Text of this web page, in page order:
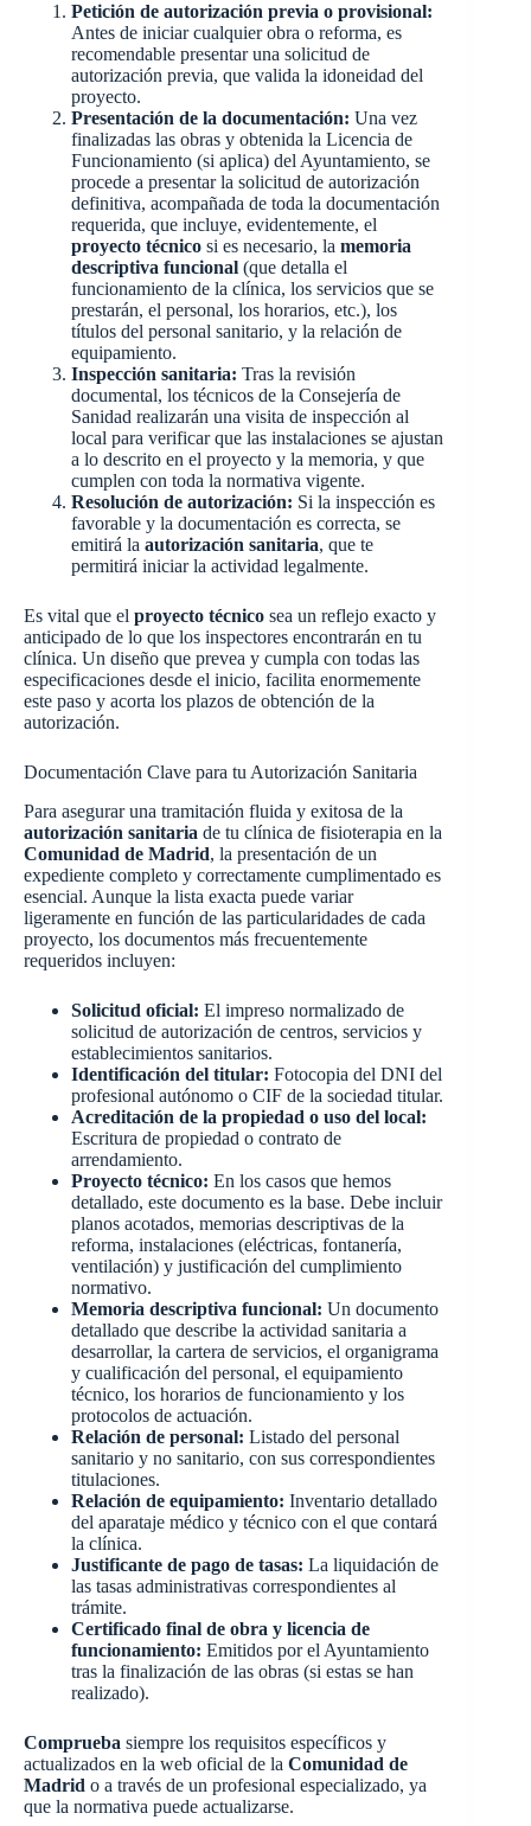
Petición de autorización previa o provisional:
Antes de iniciar cualquier obra o reforma, es
recomendable presentar una solicitud de
autorización previa, que valida la idoneidad del
proyecto.
Presentación de la documentación: Una vez
finalizadas las obras y obtenida la Licencia de
Funcionamiento (si aplica) del Ayuntamiento, se
procede a presentar la solicitud de autorización
definitiva, acompañada de toda la documentación
requerida, que incluye, evidentemente, el
proyecto técnico si es necesario, la memoria
descriptiva funcional (que detalla el
funcionamiento de la clínica, los servicios que se
prestarán, el personal, los horarios, etc.), los
títulos del personal sanitario, y la relación de
equipamiento.
Inspección sanitaria: Tras la revisión
documental, los técnicos de la Consejería de
Sanidad realizarán una visita de inspección al
local para verificar que las instalaciones se ajustan
a lo descrito en el proyecto y la memoria, y que
cumplen con toda la normativa vigente.
Resolución de autorización: Si la inspección es
favorable y la documentación es correcta, se
emitirá la autorización sanitaria, que te
permitirá iniciar la actividad legalmente.
Es vital que el proyecto técnico sea un reflejo exacto y
anticipado de lo que los inspectores encontrarán en tu
clínica. Un diseño que prevea y cumpla con todas las
especificaciones desde el inicio, facilita enormemente
este paso y acorta los plazos de obtención de la
autorización.
Documentación Clave para tu Autorización Sanitaria
Para asegurar una tramitación fluida y exitosa de la
autorización sanitaria de tu clínica de fisioterapia en la
Comunidad de Madrid, la presentación de un
expediente completo y correctamente cumplimentado es
esencial. Aunque la lista exacta puede variar
ligeramente en función de las particularidades de cada
proyecto, los documentos más frecuentemente
requeridos incluyen:
Solicitud oficial: El impreso normalizado de
solicitud de autorización de centros, servicios y
establecimientos sanitarios.
Identificación del titular: Fotocopia del DNI del
profesional autónomo o CIF de la sociedad titular.
Acreditación de la propiedad o uso del local:
Escritura de propiedad o contrato de
arrendamiento.
Proyecto técnico: En los casos que hemos
detallado, este documento es la base. Debe incluir
planos acotados, memorias descriptivas de la
reforma, instalaciones (eléctricas, fontanería,
ventilación) y justificación del cumplimiento
normativo.
Memoria descriptiva funcional: Un documento
detallado que describe la actividad sanitaria a
desarrollar, la cartera de servicios, el organigrama
y cualificación del personal, el equipamiento
técnico, los horarios de funcionamiento y los
protocolos de actuación.
Relación de personal: Listado del personal
sanitario y no sanitario, con sus correspondientes
titulaciones.
Relación de equipamiento: Inventario detallado
del aparataje médico y técnico con el que contará
la clínica.
Justificante de pago de tasas: La liquidación de
las tasas administrativas correspondientes al
trámite.
Certificado final de obra y licencia de
funcionamiento: Emitidos por el Ayuntamiento
tras la finalización de las obras (si estas se han
realizado).
Comprueba siempre los requisitos específicos y
actualizados en la web oficial de la Comunidad de
Madrid o a través de un profesional especializado, ya
que la normativa puede actualizarse.